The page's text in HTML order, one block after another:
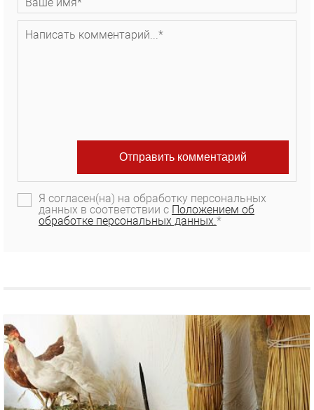
Я согласен(на) на обработку персональных
данных в соответствии с Положением об
обработке персональных данных.*